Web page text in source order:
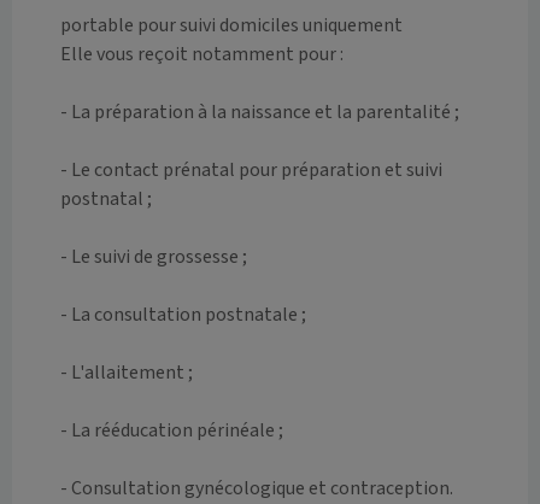
portable pour suivi domiciles uniquement
Elle vous reçoit notamment pour :
- La préparation à la naissance et la parentalité ;
- Le contact prénatal pour préparation et suivi
postnatal ;
- Le suivi de grossesse ;
- La consultation postnatale ;
- L'allaitement ;
- La rééducation périnéale ;
- Consultation gynécologique et contraception.